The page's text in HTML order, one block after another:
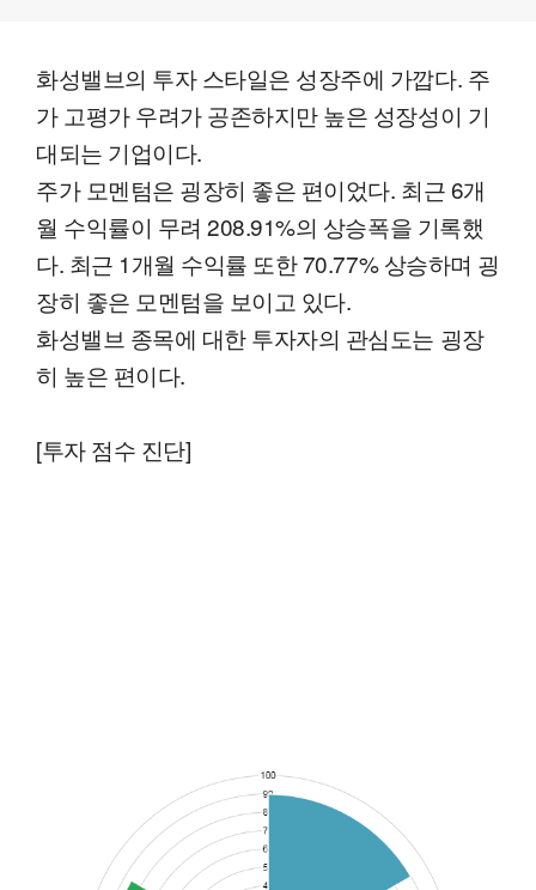
화성밸브의 투자 스타일은 성장주에 가깝다. 주
가 고평가 우려가 공존하지만 높은 성장성이 기
대되는 기업이다.
주가 모멘텀은 굉장히 좋은 편이었다. 최근 6개
월 수익률이 무려 208.91%의 상승폭을 기록했
다. 최근 1개월 수익률 또한 70.77% 상승하며 굉
장히 좋은 모멘텀을 보이고 있다.
화성밸브 종목에 대한 투자자의 관심도는 굉장
히 높은 편이다.
[투자 점수 진단]